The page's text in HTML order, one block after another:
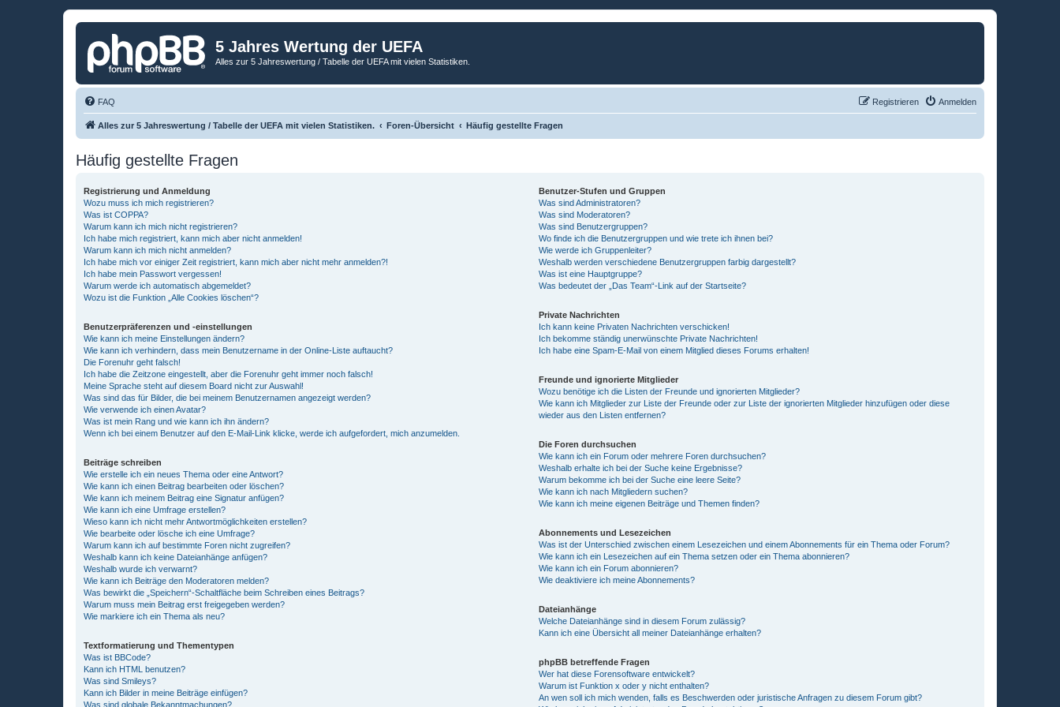
5 Jahres Wertung der UEFA
Alles zur 5 Jahreswertung / Tabelle der UEFA mit vielen Statistiken.
FAQ Anmelden
Registrieren
Alles zur 5 Jahreswertung / Tabelle der UEFA mit vielen Statistiken. Foren-Übersicht Häufig gestellte Fragen
Häufig gestellte Fragen
Registrierung und Anmeldung
Wozu muss ich mich registrieren?
Was ist COPPA?
Warum kann ich mich nicht registrieren?
Ich habe mich registriert, kann mich aber nicht anmelden!
Warum kann ich mich nicht anmelden?
Ich habe mich vor einiger Zeit registriert, kann mich aber nicht mehr anmelden?!
Ich habe mein Passwort vergessen!
Warum werde ich automatisch abgemeldet?
Wozu ist die Funktion „Alle Cookies löschen“?
Benutzerpräferenzen und -einstellungen
Wie kann ich meine Einstellungen ändern?
Wie kann ich verhindern, dass mein Benutzername in der Online-Liste auftaucht?
Die Forenuhr geht falsch!
Ich habe die Zeitzone eingestellt, aber die Forenuhr geht immer noch falsch!
Meine Sprache steht auf diesem Board nicht zur Auswahl!
Was sind das für Bilder, die bei meinem Benutzernamen angezeigt werden?
Wie verwende ich einen Avatar?
Was ist mein Rang und wie kann ich ihn ändern?
Wenn ich bei einem Benutzer auf den E-Mail-Link klicke, werde ich aufgefordert, mich anzumelden.
Beiträge schreiben
Wie erstelle ich ein neues Thema oder eine Antwort?
Wie kann ich einen Beitrag bearbeiten oder löschen?
Wie kann ich meinem Beitrag eine Signatur anfügen?
Wie kann ich eine Umfrage erstellen?
Wieso kann ich nicht mehr Antwortmöglichkeiten erstellen?
Wie bearbeite oder lösche ich eine Umfrage?
Warum kann ich auf bestimmte Foren nicht zugreifen?
Weshalb kann ich keine Dateianhänge anfügen?
Weshalb wurde ich verwarnt?
Wie kann ich Beiträge den Moderatoren melden?
Was bewirkt die „Speichern“-Schaltfläche beim Schreiben eines Beitrags?
Warum muss mein Beitrag erst freigegeben werden?
Wie markiere ich ein Thema als neu?
Textformatierung und Thementypen
Was ist BBCode?
Kann ich HTML benutzen?
Was sind Smileys?
Kann ich Bilder in meine Beiträge einfügen?
Was sind globale Bekanntmachungen?
Benutzer-Stufen und Gruppen
Was sind Administratoren?
Was sind Moderatoren?
Was sind Benutzergruppen?
Wo finde ich die Benutzergruppen und wie trete ich ihnen bei?
Wie werde ich Gruppenleiter?
Weshalb werden verschiedene Benutzergruppen farbig dargestellt?
Was ist eine Hauptgruppe?
Was bedeutet der „Das Team“-Link auf der Startseite?
Private Nachrichten
Ich kann keine Privaten Nachrichten verschicken!
Ich bekomme ständig unerwünschte Private Nachrichten!
Ich habe eine Spam-E-Mail von einem Mitglied dieses Forums erhalten!
Freunde und ignorierte Mitglieder
Wozu benötige ich die Listen der Freunde und ignorierten Mitglieder?
Wie kann ich Mitglieder zur Liste der Freunde oder zur Liste der ignorierten Mitglieder hinzufügen oder diese
wieder aus den Listen entfernen?
Die Foren durchsuchen
Wie kann ich ein Forum oder mehrere Foren durchsuchen?
Weshalb erhalte ich bei der Suche keine Ergebnisse?
Warum bekomme ich bei der Suche eine leere Seite?
Wie kann ich nach Mitgliedern suchen?
Wie kann ich meine eigenen Beiträge und Themen finden?
Abonnements und Lesezeichen
Was ist der Unterschied zwischen einem Lesezeichen und einem Abonnements für ein Thema oder Forum?
Wie kann ich ein Lesezeichen auf ein Thema setzen oder ein Thema abonnieren?
Wie kann ich ein Forum abonnieren?
Wie deaktiviere ich meine Abonnements?
Dateianhänge
Welche Dateianhänge sind in diesem Forum zulässig?
Kann ich eine Übersicht all meiner Dateianhänge erhalten?
phpBB betreffende Fragen
Wer hat diese Forensoftware entwickelt?
Warum ist Funktion x oder y nicht enthalten?
An wen soll ich mich wenden, falls es Beschwerden oder juristische Anfragen zu diesem Forum gibt?